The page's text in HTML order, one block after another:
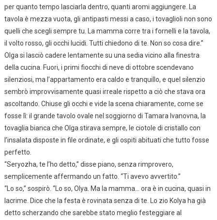
per quanto tempo lasciarla dentro, quanti aromi aggiungere. La
tavola è mezza vuota, gli antipasti messi a caso, i tovaglioli non sono
quelli che scegli sempre tu. La mamma corre tra i fornelli e la tavola,
il volto rosso, gli occhi lucidi. Tutti chiedono di te. Non so cosa dire.”
Olga si lasciò cadere lentamente su una sedia vicino alla finestra
della cucina. Fuori, i primi fiocchi di neve di ottobre scendevano
silenziosi, ma l’appartamento era caldo e tranquillo, e quel silenzio
sembrò improvvisamente quasi irreale rispetto a ciò che stava ora
ascoltando. Chiuse gli occhi e vide la scena chiaramente, come se
fosse lì: il grande tavolo ovale nel soggiorno di Tamara Ivanovna, la
tovaglia bianca che Olga stirava sempre, le ciotole di cristallo con
l’insalata disposte in file ordinate, e gli ospiti abituati che tutto fosse
perfetto.
“Seryozha, te l’ho detto,” disse piano, senza rimprovero,
semplicemente affermando un fatto. “Ti avevo avvertito.”
“Lo so,” sospirò. “Lo so, Olya. Ma la mamma… ora è in cucina, quasi in
lacrime. Dice che la festa è rovinata senza di te. Lo zio Kolya ha già
detto scherzando che sarebbe stato meglio festeggiare al